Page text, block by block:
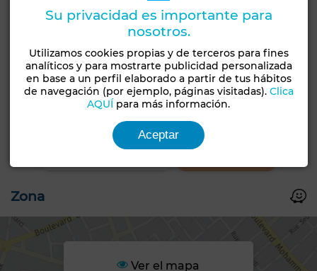
+8 FOTOS
Zona
Ver el mapa
Su privacidad es importante para
nosotros.
Utilizamos cookies propias y de terceros para fines
analíticos y para mostrarte publicidad personalizada
en base a un perfil elaborado a partir de tus hábitos
de navegación (por ejemplo, páginas visitadas). Clica
AQUÍ para más información.
Aceptar